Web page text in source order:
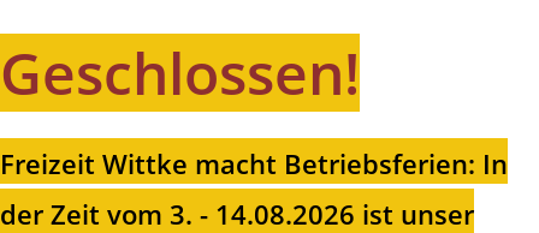
Geschlossen!
Freizeit Wittke macht Betriebsferien: In
der Zeit vom 3. - 14.08.2026 ist unser